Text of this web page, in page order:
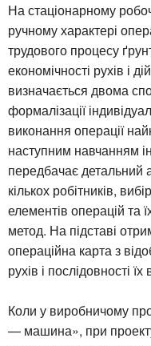
На стаціонарному
ручному характері
трудового процесу
економічності рухів і
визначається двома
формалізації
виконання операції
наступним навчанням
передбачає детальний
кількох робітників,
елементів операцій та
метод. На підставі
операційна карта з
рухів і послідовності
Коли у виробничому
— машина», при